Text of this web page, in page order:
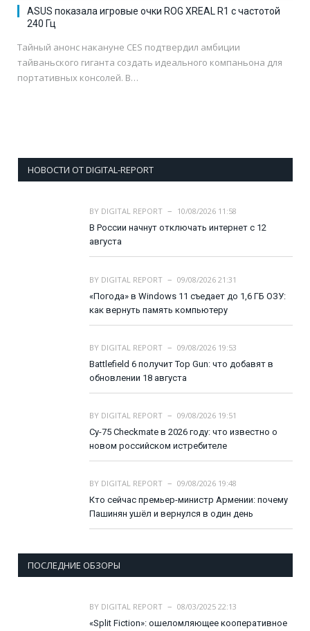
ASUS показала игровые очки ROG XREAL R1 с частотой
240 Гц
Тайный анонс накануне CES подтвердил амбиции
тайваньского гиганта создать идеального компаньона для
портативных консолей. В…
НОВОСТИ ОТ DIGITAL-REPORT
BY DIGITAL REPORT
10/08/2026 11:58
В России начнут отключать интернет с 12
августа
BY DIGITAL REPORT
09/08/2026 21:31
«Погода» в Windows 11 съедает до 1,6 ГБ ОЗУ:
как вернуть память компьютеру
BY DIGITAL REPORT
09/08/2026 19:53
Battlefield 6 получит Top Gun: что добавят в
обновлении 18 августа
BY DIGITAL REPORT
09/08/2026 19:51
Су-75 Checkmate в 2026 году: что известно о
новом российском истребителе
BY DIGITAL REPORT
09/08/2026 19:48
Кто сейчас премьер-министр Армении: почему
Пашинян ушёл и вернулся в один день
ПОСЛЕДНИЕ ОБЗОРЫ
BY DIGITAL REPORT
08/03/2025 22:13
«Split Fiction»: ошеломляющее кооперативное